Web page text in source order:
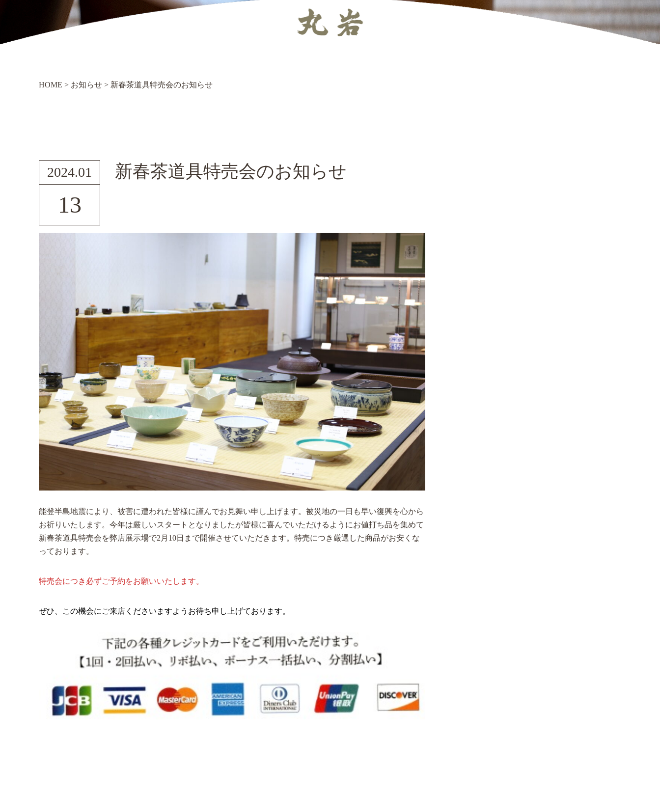
HOME > お知らせ > 新春茶道具特売会のお知らせ
2024.01
13
新春茶道具特売会のお知らせ
能登半島地震により、被害に遭われた皆様に謹んでお見舞い申し上げます。被災地の一日も早い復興を心から
お祈りいたします。今年は厳しいスタートとなりましたが皆様に喜んでいただけるようにお値打ち品を集めて
新春茶道具特売会を弊店展示場で2月10日まで開催させていただきます。特売につき厳選した商品がお安くな
っております。
特売会につき必ずご予約をお願いいたします。
ぜひ、この機会にご来店くださいますようお待ち申し上げております。